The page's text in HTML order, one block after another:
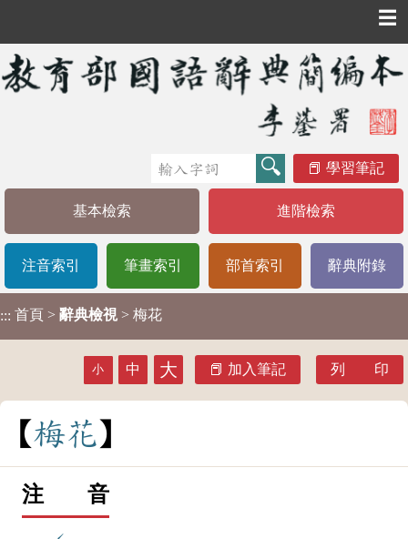
☰
學習筆記
基本檢索 進階檢索
注音索引 筆畫索引 部首索引 辭典附錄
::: 首頁 > 辭典檢視 > 梅花
小 中 大 加入筆記 列 印
梅花
注 音